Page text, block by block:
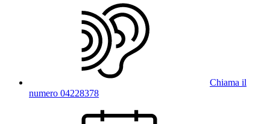
Chiama il
numero 04228378